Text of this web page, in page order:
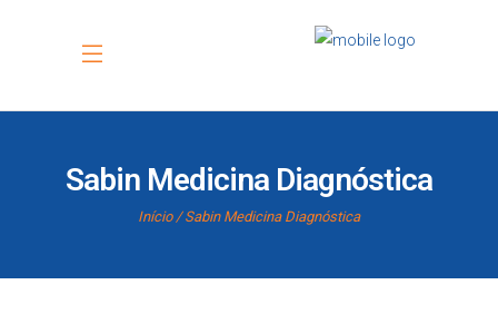
Sabin Medicina Diagnóstica
Início Sabin Medicina Diagnóstica